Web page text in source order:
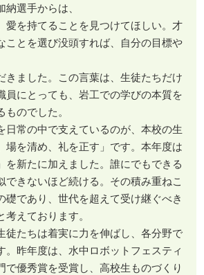
選手からは、
を持てることを見つけてほしい。才
ことを選び没頭すれば、自分の目標や
ました。この言葉は、生徒たちだけ
員にとっても、岩工での学びの本質を
のでした。
常の中で支えているのが、本校の生
場を清め、礼を正す」です。本年度は
を新たに加えました。誰にでもできる
できないほど続ける。その積み重ねこ
礎であり、世代を超えて受け継ぐべき
えております。
徒たちは着実に力を伸ばし、各分野で
。昨年度は、水中ロボットフェスティ
で優秀賞を受賞し、高校生ものづくり